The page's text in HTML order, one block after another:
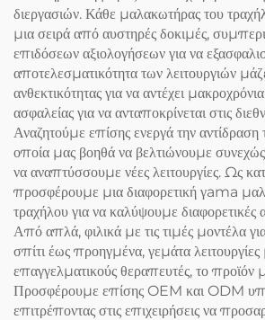
διεργασιών. Κάθε μαλακωτήρας του
μια σειρά από αυστηρές δοκιμές,
επιδόσεων αξιολογήσεων για να
αποτελεσματικότητα των λειτουργιών
ανθεκτικότητας για να αντέχει
ασφαλείας για να ανταποκρίνεται στις
Αναζητούμε επίσης ενεργά την
οποία μας βοηθά να βελτιώνουμε
να αναπτύσσουμε νέες λειτουργίες. Ως
προσφέρουμε μια διαφορετική γama
τραχήλου για να καλύψουμε διαφορετικές
Από απλά, φιλικά με τις τιμές μοντέλα
σπίτι έως προηγμένα, γεμάτα
επαγγελματικούς θεραπευτές, το προϊόν
Προσφέρουμε επίσης OEM και ODM
επιτρέποντας στις επιχειρήσεις να